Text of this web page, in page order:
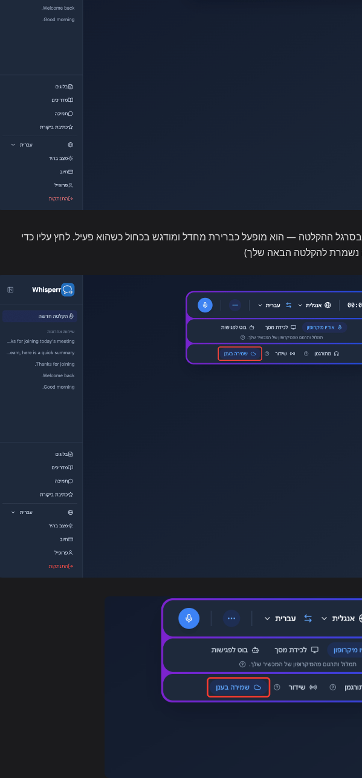
ההקלטה — הוא מופעל כברירת מחדל ומודגש בכחול כשהוא פעיל. לחץ עליו כדי
נשמרת להקלטה הבאה שלך)